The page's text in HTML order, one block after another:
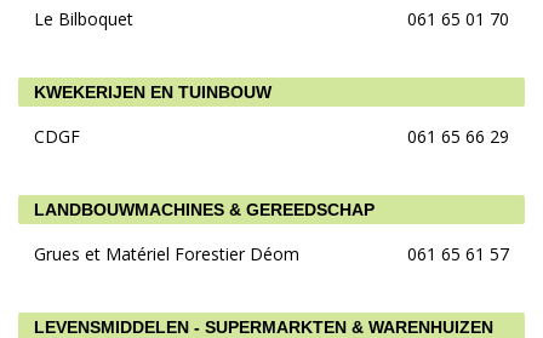
Le Bilboquet 061 65 01 70
KWEKERIJEN EN TUINBOUW
CDGF 061 65 66 29
LANDBOUWMACHINES & GEREEDSCHAP
Grues et Matériel Forestier Déom 061 65 61 57
LEVENSMIDDELEN - SUPERMARKTEN & WARENHUIZEN